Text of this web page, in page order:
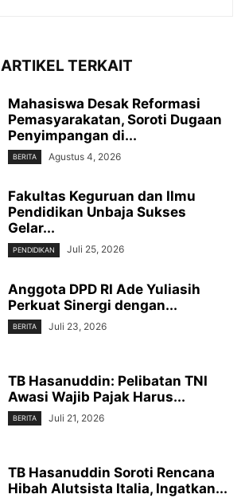
ARTIKEL TERKAIT
Mahasiswa Desak Reformasi
Pemasyarakatan, Soroti Dugaan
Penyimpangan di...
BERITA Agustus 4, 2026
Fakultas Keguruan dan Ilmu
Pendidikan Unbaja Sukses
Gelar...
PENDIDIKAN Juli 25, 2026
Anggota DPD RI Ade Yuliasih
Perkuat Sinergi dengan...
BERITA Juli 23, 2026
TB Hasanuddin: Pelibatan TNI
Awasi Wajib Pajak Harus...
BERITA Juli 21, 2026
TB Hasanuddin Soroti Rencana
Hibah Alutsista Italia, Ingatkan...